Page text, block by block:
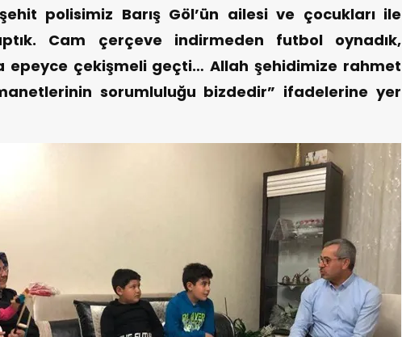
şehit polisimiz Barış Göl’ün ailesi ve çocukları ile
Cam çerçeve indirmeden futbol oynadık,
epeyce çekişmeli geçti… Allah şehidimize rahmet
sorumluluğu bizdedir” ifadelerine yer